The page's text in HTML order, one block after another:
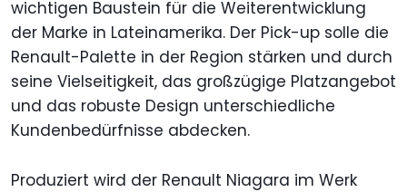
wichtigen Baustein für die Weiterentwicklung
der Marke in Lateinamerika. Der Pick-up solle die
Renault-Palette in der Region stärken und durch
seine Vielseitigkeit, das großzügige Platzangebot
und das robuste Design unterschiedliche
Kundenbedürfnisse abdecken.
Produziert wird der Renault Niagara im Werk